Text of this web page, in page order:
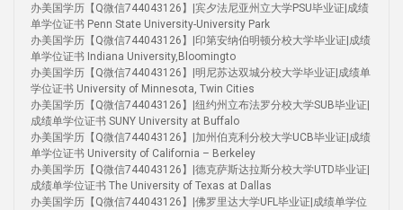
办美国学历【Q微信744043126】|宾夕法尼亚州立大学PSU毕业证|成绩
单学位证书 Penn State University-University Park
办美国学历【Q微信744043126】|印第安纳伯明顿分校大学毕业证|成绩
单学位证书 Indiana University,Bloomingto
办美国学历【Q微信744043126】|明尼苏达双城分校大学毕业证|成绩单
学位证书 University of Minnesota, Twin Cities
办美国学历【Q微信744043126】|纽约州立布法罗分校大学SUB毕业证|
成绩单学位证书 SUNY University at Buffalo
办美国学历【Q微信744043126】|加州伯克利分校大学UCB毕业证|成绩
单学位证书 University of California – Berkeley
办美国学历【Q微信744043126】|德克萨斯达拉斯分校大学UTD毕业证|
成绩单学位证书 The University of Texas at Dallas
办美国学历【Q微信744043126】|佛罗里达大学UFL毕业证|成绩单学位